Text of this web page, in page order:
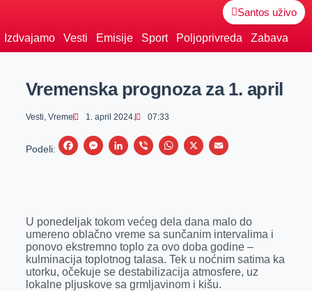
Santos uživo
Izdvajamo Vesti Emisije Sport Poljoprivreda Zabava
Vremenska prognoza za 1. april
Vesti, Vreme 1. april 2024. 07:33
Podeli:
F
b
o
o
k
M
e
n
g
e
L
e
d
I
n
V
r
W
s
A
p
p
X
E
l
U ponedeljak tokom većeg dela dana malo do
umereno oblačno vreme sa sunčanim intervalima i
ponovo ekstremno toplo za ovo doba godine –
kulminacija toplotnog talasa. Tek u noćnim satima ka
utorku, očekuje se destabilizacija atmosfere, uz
lokalne pljuskove sa grmljavinom i kišu.